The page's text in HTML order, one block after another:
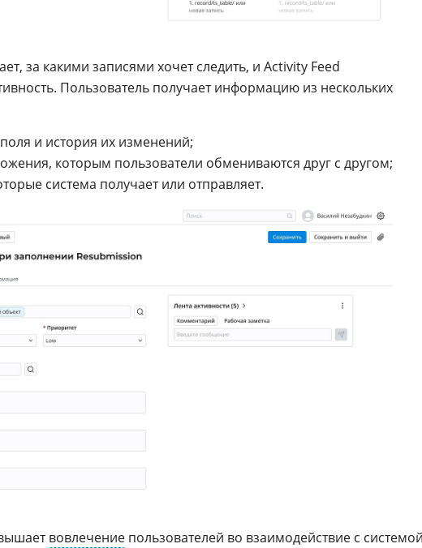
за какими записями хочет следить, и Activity Feed
Пользователь получает информацию из нескольких
и история их изменений;
которым пользователи обмениваются друг с другом;
система получает или отправляет.
вовлечение пользователей во взаимодействие с